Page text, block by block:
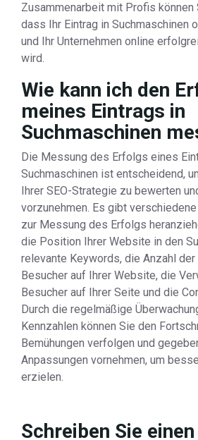
Zusammenarbeit mit Profis
dass Ihr Eintrag in Suchmaschinen
und Ihr Unternehmen online
wird.
Wie kann ich den
meines Eintrags in
Suchmaschinen
Die Messung des Erfolgs eines
Suchmaschinen ist entscheidend,
Ihrer SEO-Strategie zu bewerten
vorzunehmen. Es gibt
zur Messung des Erfolgs
die Position Ihrer Website in den
relevante Keywords, die Anzahl der
Besucher auf Ihrer Website, die
Besucher auf Ihrer Seite und die
Durch die regelmäßige
Kennzahlen können Sie den
Bemühungen verfolgen und
Anpassungen vornehmen, um
erzielen.
Schreiben Sie einen